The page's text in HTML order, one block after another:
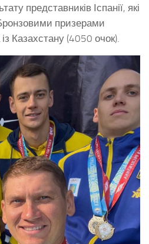
представників Іспанії, які
призерами
Казахстану (4050 очок).